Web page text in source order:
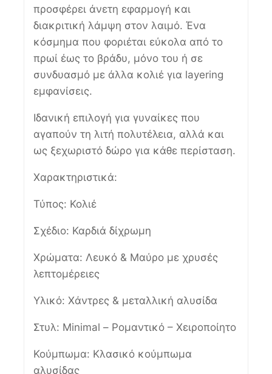
προσφέρει άνετη εφαρμογή και
διακριτική λάμψη στον λαιμό. Ένα
κόσμημα που φοριέται εύκολα από το
πρωί έως το βράδυ, μόνο του ή σε
συνδυασμό με άλλα κολιέ για layering
εμφανίσεις.
Ιδανική επιλογή για γυναίκες που
αγαπούν τη λιτή πολυτέλεια, αλλά και
ως ξεχωριστό δώρο για κάθε περίσταση.
Χαρακτηριστικά:
Τύπος: Κολιέ
Σχέδιο: Καρδιά δίχρωμη
Χρώματα: Λευκό & Μαύρο με χρυσές
λεπτομέρειες
Υλικό: Χάντρες & μεταλλική αλυσίδα
Στυλ: Minimal – Ρομαντικό – Χειροποίητο
Κούμπωμα: Κλασικό κούμπωμα
αλυσίδας